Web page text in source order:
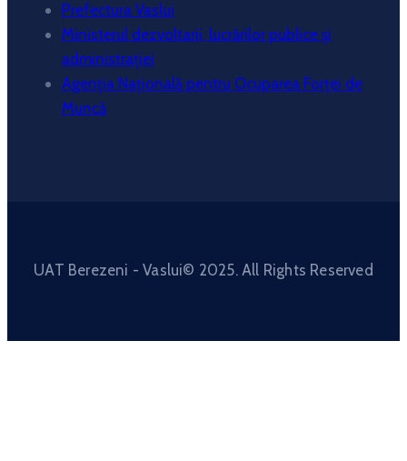
Prefectura Vaslui
Ministerul dezvoltarii, lucrărilor publice și
administrației
Agenția Națională pentru Ocuparea Forței de
Muncă
UAT Berezeni - Vaslui© 2025. All Rights Reserved